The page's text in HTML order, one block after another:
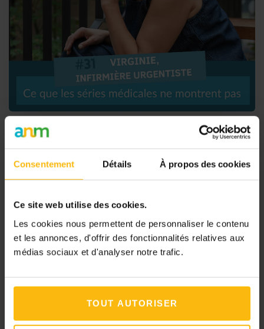
Consentement Détails À propos des cookies
Ce site web utilise des cookies.
Les cookies nous permettent de personnaliser le contenu
et les annonces, d'offrir des fonctionnalités relatives aux
médias sociaux et d'analyser notre trafic.
TOUT AUTORISER
#31. Virginie, infirmière urgentiste
Initiative soutenue par